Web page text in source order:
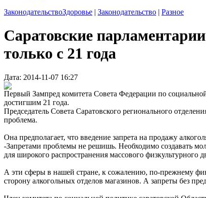
ЗаконодательствоЗдоровье | Законодательство | Разное
Саратовские
только с 21 года
Дата: 2014-11-07 16:27
Первый Зампред комитета Совета Федерации по
достигшим 21 года.
Председатель Совета Саратовского регионального
проблема.
Она предполагает, что введение запрета на продажу
-Запретами проблемы не решишь. Необходимо создавать
для широкого распространения массового физкультурного
А эти сферы в нашей стране, к сожалению, по-прежнему
сторону алкогольных отделов магазинов. А запреты без